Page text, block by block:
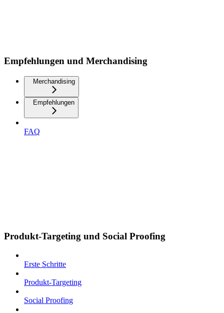
Empfehlungen und Merchandising
Merchandising
Empfehlungen
FAQ
Produkt-Targeting und Social Proofing
Erste Schritte
Produkt-Targeting
Social Proofing